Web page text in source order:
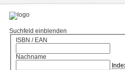
Suchfeld einblenden
ISBN / EAN
Nachname